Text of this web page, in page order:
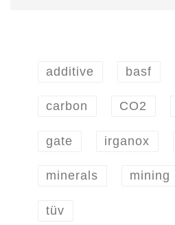
additive basf
carbon CO2
gate irganox
minerals mining
tüv